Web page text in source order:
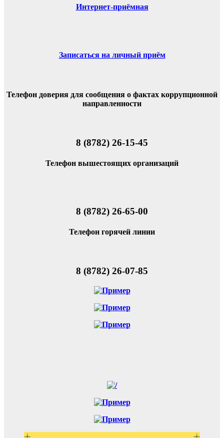
Интернет-приёмная
Записаться на личный приём
Телефон доверия для сообщения о фактах коррупционной
направленности
8 (8782) 26-15-45
Телефон вышестоящих организаций
8 (8782) 26-65-00
Телефон горячей линии
8 (8782) 26-07-85